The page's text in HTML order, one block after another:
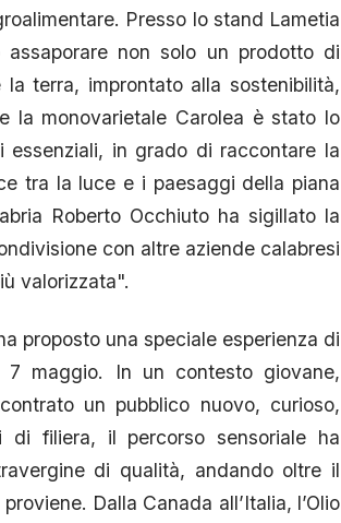
Presso lo stand Lametia
assaporare non solo un prodotto di
terra, improntato alla sostenibilità,
la monovarietale Carolea è stato lo
in grado di raccontare la
tra la luce e i paesaggi della piana
Roberto Occhiuto ha sigillato la
con altre aziende calabresi
valorizzata".
proposto una speciale esperienza di
maggio. In un contesto giovane,
un pubblico nuovo, curioso,
filiera, il percorso sensoriale ha
di qualità, andando oltre il
Dalla Canada all’Italia, l’Olio